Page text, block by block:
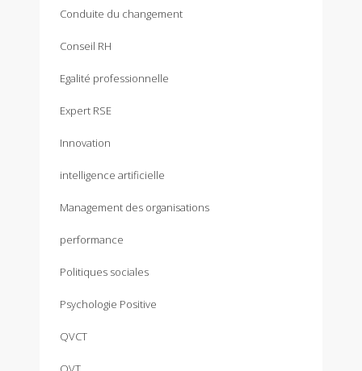
Conduite du changement
Conseil RH
Egalité professionnelle
Expert RSE
Innovation
intelligence artificielle
Management des organisations
performance
Politiques sociales
Psychologie Positive
QVCT